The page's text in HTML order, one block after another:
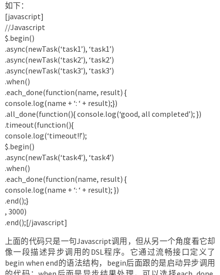
如下：
[javascript]
//Javascript
$.begin()
.async(newTask(‘task1’), ‘task1’)
.async(newTask(‘task2’), ‘task2’)
.async(newTask(‘task3’), ‘task3’)
.when()
.each_done(function(name, result) {
console.log(name + ‘: ‘ + result);})
.all_done(function(){ console.log(‘good, all completed’); })
.timeout(function(){
console.log(‘timeout!!’);
$.begin()
.async(newTask(‘task4’), ‘task4’)
.when()
.each_done(function(name, result) {
console.log(name + ‘: ‘ + result); })
.end();}
, 3000)
.end();[/javascript]
上面的代码只是一句Javascript调用，但从另一个角度看它却
像一段描述异步调用的DSL程序。它通过流畅接口定义了
begin when end的语法结构，begin后面跟的是启动异步调用